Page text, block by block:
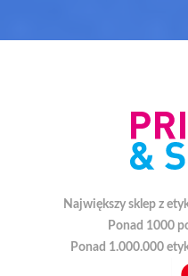
Największy sklep z
Ponad 1000
Ponad 1.000.000